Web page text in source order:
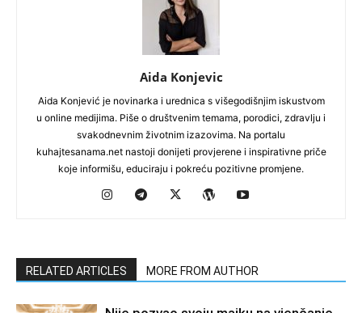
Aida Konjevic
Aida Konjević je novinarka i urednica s višegodišnjim iskustvom
u online medijima. Piše o društvenim temama, porodici, zdravlju i
svakodnevnim životnim izazovima. Na portalu
kuhajtesanama.net nastoji donijeti provjerene i inspirativne priče
koje informišu, educiraju i pokreću pozitivne promjene.
RELATED ARTICLES MORE FROM AUTHOR